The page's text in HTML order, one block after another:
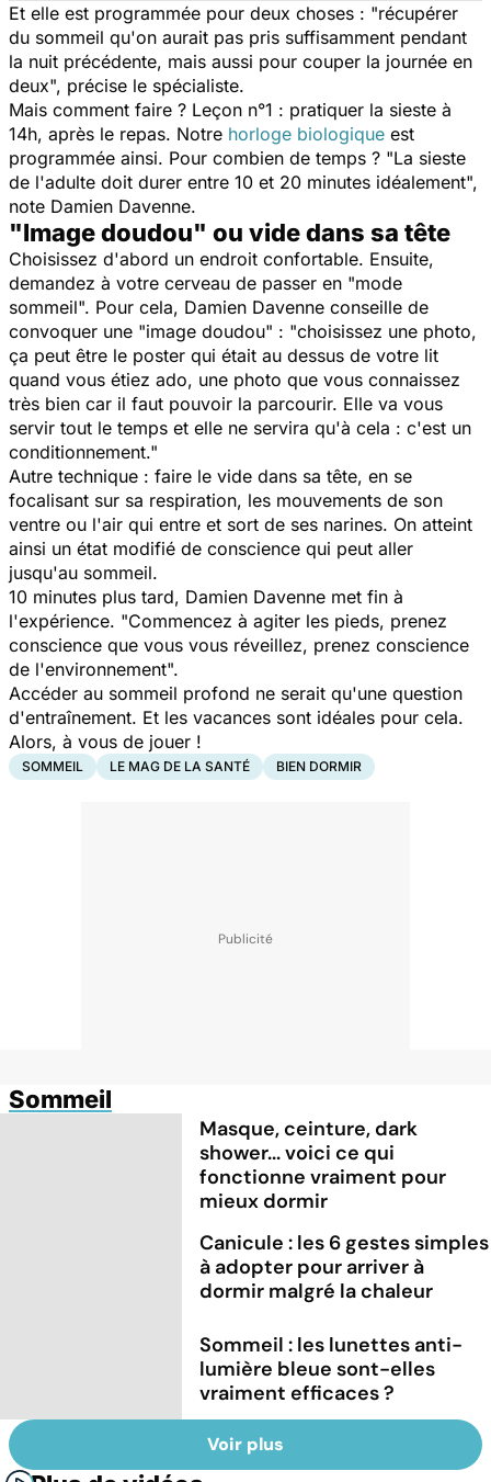
Et elle est programmée pour deux choses : "récupérer
du sommeil qu'on aurait pas pris suffisamment pendant
la nuit précédente, mais aussi pour couper la journée en
deux", précise le spécialiste.
Mais comment faire ? Leçon n°1 : pratiquer la sieste à
14h, après le repas. Notre horloge biologique est
programmée ainsi. Pour combien de temps ? "La sieste
de l'adulte doit durer entre 10 et 20 minutes idéalement",
note Damien Davenne.
"Image doudou" ou vide dans sa tête
Choisissez d'abord un endroit confortable. Ensuite,
demandez à votre cerveau de passer en "mode
sommeil". Pour cela, Damien Davenne conseille de
convoquer une "image doudou" : "choisissez une photo,
ça peut être le poster qui était au dessus de votre lit
quand vous étiez ado, une photo que vous connaissez
très bien car il faut pouvoir la parcourir. Elle va vous
servir tout le temps et elle ne servira qu'à cela : c'est un
conditionnement."
Autre technique : faire le vide dans sa tête, en se
focalisant sur sa respiration, les mouvements de son
ventre ou l'air qui entre et sort de ses narines. On atteint
ainsi un état modifié de conscience qui peut aller
jusqu'au sommeil.
10 minutes plus tard, Damien Davenne met fin à
l'expérience. "Commencez à agiter les pieds, prenez
conscience que vous vous réveillez, prenez conscience
de l'environnement".
Accéder au sommeil profond ne serait qu'une question
d'entraînement. Et les vacances sont idéales pour cela.
Alors, à vous de jouer !
SOMMEIL LE MAG DE LA SANTÉ BIEN DORMIR
Sommeil
Masque, ceinture, dark
shower... voici ce qui
fonctionne vraiment pour
mieux dormir
Canicule : les 6 gestes simples
à adopter pour arriver à
dormir malgré la chaleur
Sommeil : les lunettes anti-
lumière bleue sont-elles
vraiment efficaces ?
Voir plus